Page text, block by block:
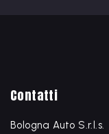
Contatti
Bologna Auto S.r.l.s.